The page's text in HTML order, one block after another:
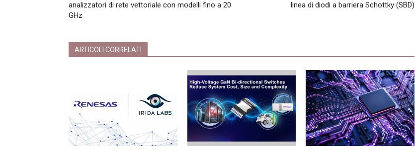
analizzatori di rete vettoriale con modelli fino a 20
GHz
linea di diodi a barriera Schottky (SBD)
ARTICOLI CORRELATI